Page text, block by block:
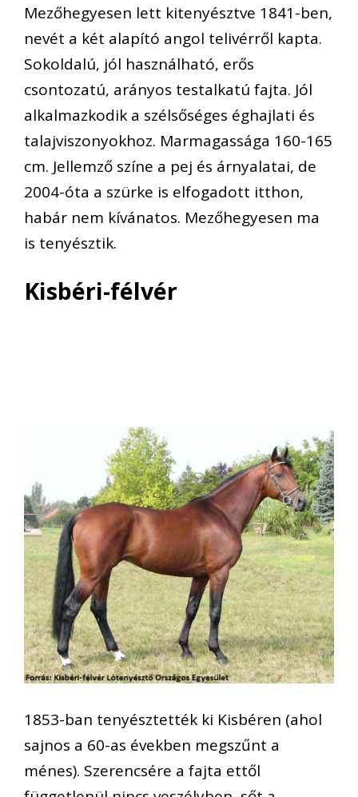
Mezőhegyesen lett kitenyésztve 1841-ben,
nevét a két alapító angol telivérről kapta.
Sokoldalú, jól használható, erős
csontozatú, arányos testalkatú fajta. Jól
alkalmazkodik a szélsőséges éghajlati és
talajviszonyokhoz. Marmagassága 160-165
cm. Jellemző színe a pej és árnyalatai, de
2004-óta a szürke is elfogadott itthon,
habár nem kívánatos. Mezőhegyesen ma
is tenyésztik.
Kisbéri-félvér
1853-ban tenyésztették ki Kisbéren (ahol
sajnos a 60-as években megszűnt a
ménes). Szerencsére a fajta ettől